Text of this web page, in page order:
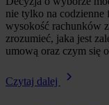
nie tylko na codzienne
wysokość rachunków
zrozumieć, jaka jest
umową oraz czym się
Czytaj dalej